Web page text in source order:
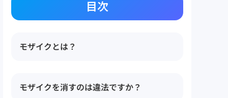
目次
モザイクとは？
モザイクを消すのは違法ですか？